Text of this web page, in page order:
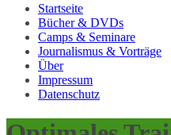
Startseite
Bücher & DVDs
Camps & Seminare
Journalismus & Vorträge
Über
Impressum
Datenschutz